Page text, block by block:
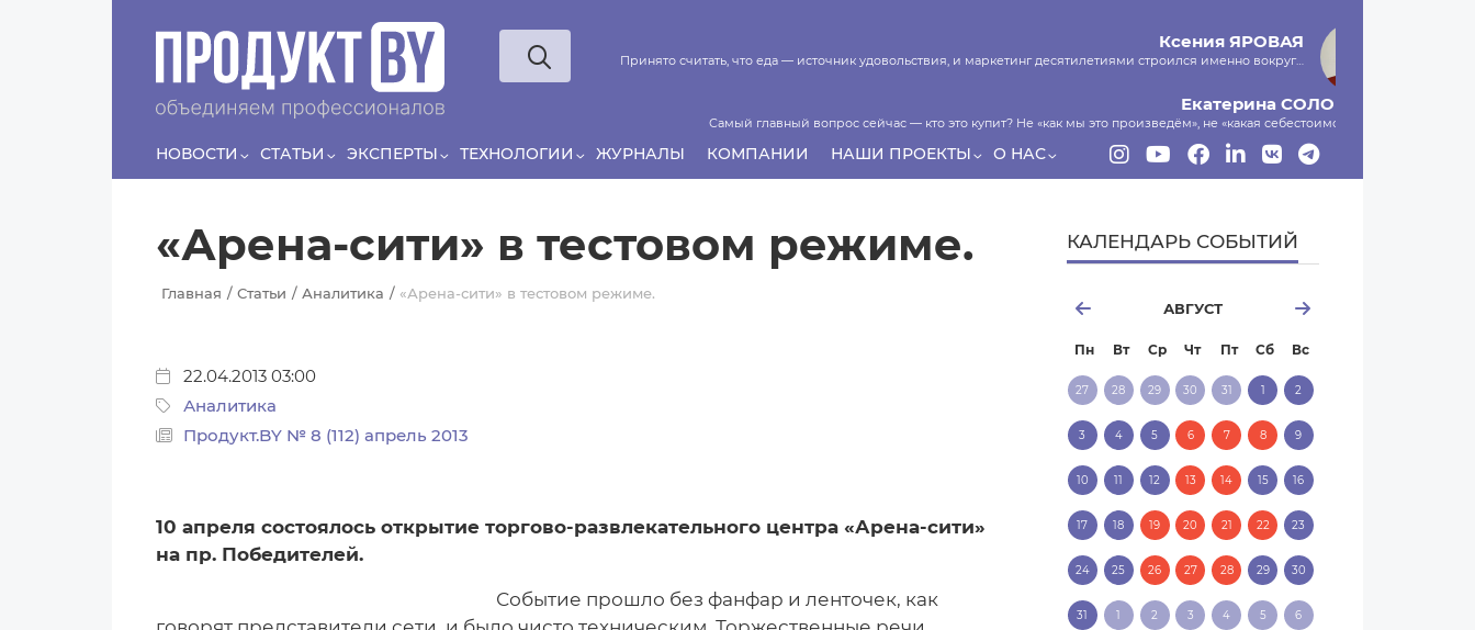
Ксения ЯРОВАЯ
Принято считать, что еда — источник удовольствия, и маркетинг десятилетиями строился именно вокруг…
Екатерина СОЛОНКО
Самый главный вопрос сейчас — кто это купит? Не «как мы это произведём», не «какая себестоимость»,…
СергейЛЯШКО
МНЕНИЕ
НОВОСТИ СТАТЬИ ЭКСПЕРТЫ ТЕХНОЛОГИИ ЖУРНАЛЫ КОМПАНИИ НАШИ ПРОЕКТЫ О НАС
«Арена-сити» в тестовом режиме.
Главная Статьи Аналитика «Арена-сити» в тестовом режиме.
22.04.2013 03:00
Аналитика
Продукт.BY № 8 (112) апрель 2013
10 апреля состоялось открытие торгово-развлекательного центра «Арена-сити»
на пр. Победителей.
Событие прошло без фанфар и ленточек, как
КАЛЕНДАРЬ СОБЫТИЙ
АВГУСТ
Пн Вт Ср Чт Пт Сб Вс
27 28 29 30 31 1 2
3 4 5 6 7 8 9
10 11 12 13 14 15 16
17 18 19 20 21 22 23
24 25 26 27 28 29 30
31 1 2 3 4 5 6